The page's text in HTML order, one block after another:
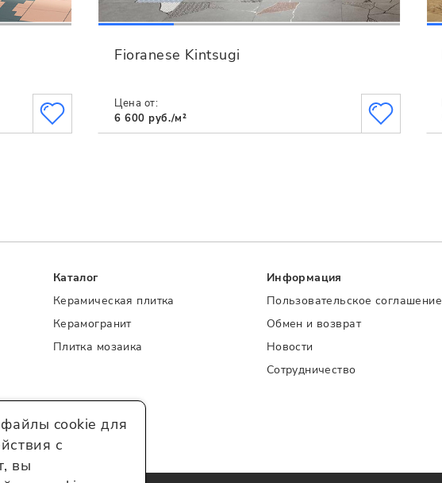
Fioranese Kintsugi
Цена от:
6 600 руб./м²
Каталог
Керамическая плитка
Керамогранит
Плитка мозаика
Информация
Пользовательское соглашение
Обмен и возврат
Новости
Сотрудничество
cookie для
с
вы